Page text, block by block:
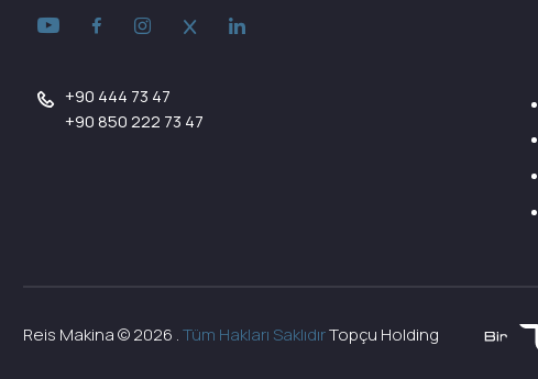
+90 444 73 47
+90 850 222 73 47
Reis Makina ©2026 .Tüm Hakları SaklıdırTopçu Holding